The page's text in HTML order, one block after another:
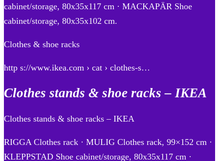
cabinet/storage, 80x35x117 cm · MACKAPÄR Shoe
cabinet/storage, 80x35x102 cm.
Clothes & shoe racks
http s://www.ikea.com › cat › clothes-s…
Clothes stands & shoe racks – IKEA
Clothes stands & shoe racks – IKEA
RIGGA Clothes rack · MULIG Clothes rack, 99×152 cm ·
KLEPPSTAD Shoe cabinet/storage, 80x35x117 cm ·